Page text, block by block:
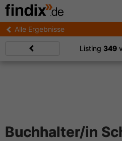
Alle Ergebnisse
Listing 349
Buchhalter/in